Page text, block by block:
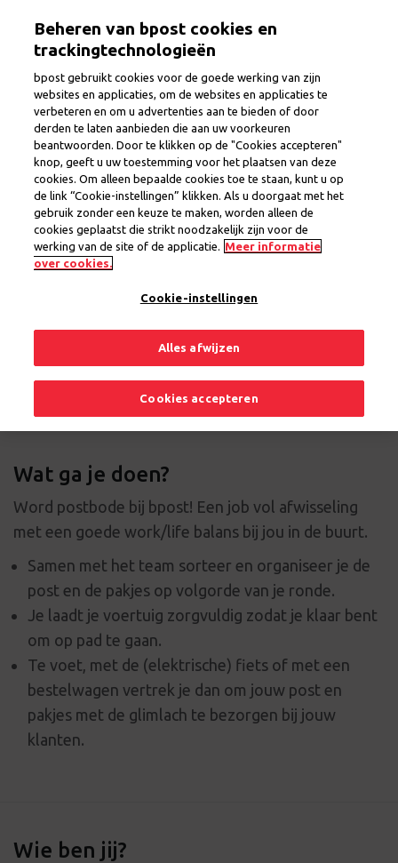
inhoud
Postbode
ProvincieWaals-Brabant
Regio Mont-Saint-Guibert
Interim Contract
1 vacature
Delen
Solliciteer nu
Wat ga je doen?
Word postbode bij bpost! Een job vol afwisseling
met een goede work/life balans bij jou in de buurt.
Samen met het team sorteer en organiseer je de
post en de pakjes op volgorde van je ronde.
Je laadt je voertuig zorgvuldig zodat je klaar bent
om op pad te gaan.
Te voet, met de (elektrische) fiets of met een
bestelwagen vertrek je dan om jouw post en
pakjes met de glimlach te bezorgen bij jouw
klanten.
Wie ben jij?
Beheren van bpost cookies en
trackingtechnologieën
bpost gebruikt cookies voor de goede werking van zijn
websites en applicaties, om de websites en applicaties te
verbeteren en om u advertenties aan te bieden of door
derden te laten aanbieden die aan uw voorkeuren
beantwoorden. Door te klikken op de "Cookies accepteren"
knop, geeft u uw toestemming voor het plaatsen van deze
cookies. Om alleen bepaalde cookies toe te staan, kunt u op
de link “Cookie-instellingen” klikken. Als u doorgaat met het
gebruik zonder een keuze te maken, worden alleen de
cookies geplaatst die strikt noodzakelijk zijn voor de
werking van de site of de applicatie. Meer informatie
over cookies.
Cookie-instellingen
Alles afwijzen
Cookies accepteren